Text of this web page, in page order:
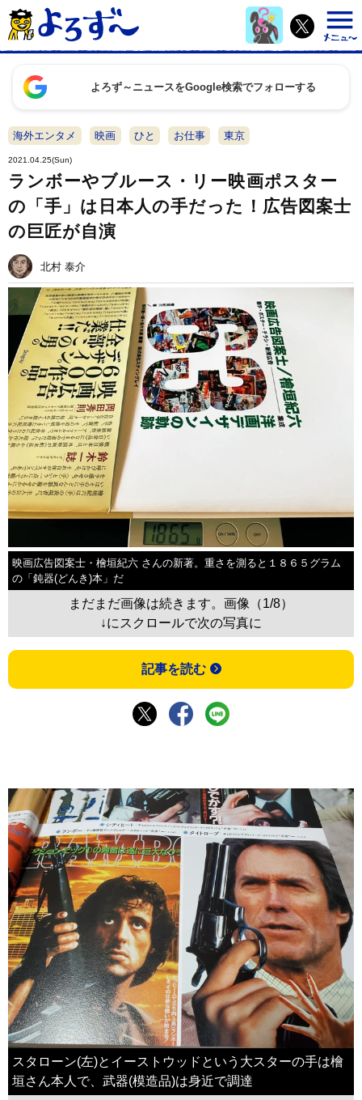
よろず～ニュースをGoogle検索でフォローする
海外エンタメ 映画 ひと お仕事 東京
2021.04.25(Sun)
ランボーやブルース・リー映画ポスター
の「手」は日本人の手だった！広告図案士
の巨匠が自演
北村 泰介
映画広告図案士・檜垣紀六 さんの新著。重さを測ると１８６５グラム
の「鈍器(どんき)本」だ
まだまだ画像は続きます。画像（1/8）
↓にスクロールで次の写真に
記事を読む
スタローン(左)とイーストウッドという大スターの手は檜
垣さん本人で、武器(模造品)は身近で調達